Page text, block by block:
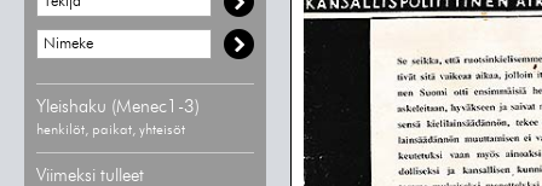
Yleishaku (Menec1-3)
henkilöt, paikat, yhteisöt
Viimeksi tulleet